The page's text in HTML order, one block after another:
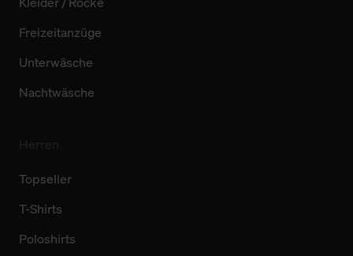
Freizeitanzüge
Unterwäsche
Nachtwäsche
Topseller
T-Shirts
Poloshirts